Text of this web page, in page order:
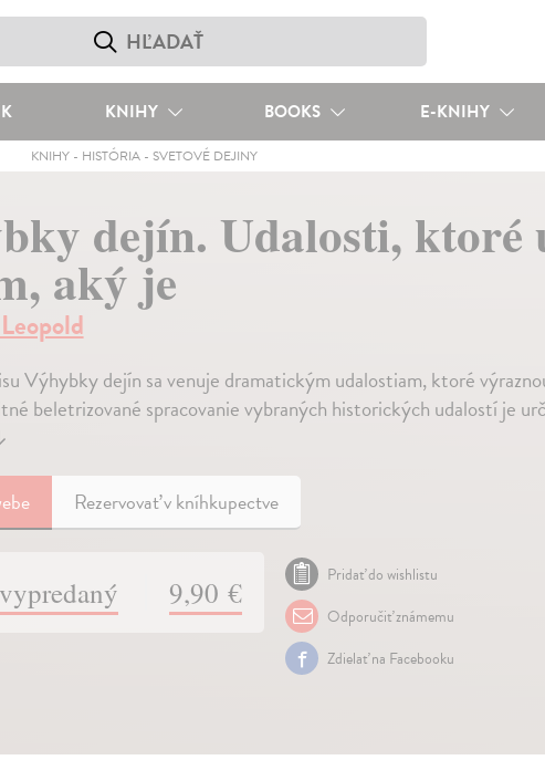
KNIHY BOOKS E-KNIHY
KNIHY - HISTÓRIA - SVETOVÉ DEJINY
dejín. Udalosti, ktoré
aký je
Výhybky dejín sa venuje dramatickým udalostiam, ktoré
beletrizované spracovanie vybraných historických udalostí je
Rezervovať v kníhkupectve
9,90 €
Pridať do wishlistu
Odporučiť známemu
Zdielať na Facebooku